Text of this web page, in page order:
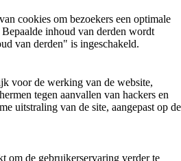
cookies om bezoekers een optimale
inhoud van derden wordt
van derden" is ingeschakeld.
voor de werking van de website,
tegen aanvallen van hackers en
uitstraling van de site, aangepast op de
om de gebruikerservaring verder te